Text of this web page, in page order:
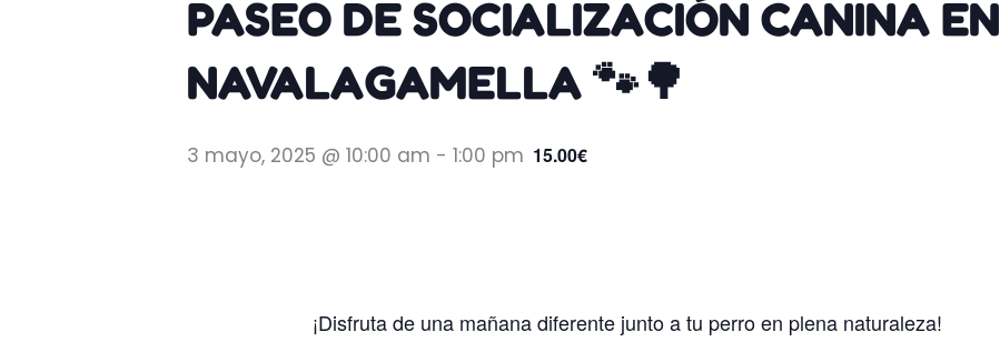
PASEO DE SOCIALIZACIÓN CANINA EN
NAVALAGAMELLA 🐾🌳
3 mayo, 2025 @ 10:00 am - 1:00 pm 15.00€
¡Disfruta de una mañana diferente junto a tu perro en plena naturaleza!